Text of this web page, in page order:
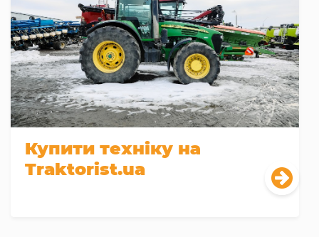
Купити техніку на
Traktorist.ua